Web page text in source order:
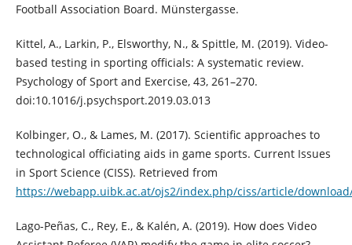
Football Association Board. Münstergasse.
Kittel, A., Larkin, P., Elsworthy, N., & Spittle, M. (2019). Video-
based testing in sporting officials: A systematic review.
Psychology of Sport and Exercise, 43, 261–270.
doi:10.1016/j.psychsport.2019.03.013
Kolbinger, O., & Lames, M. (2017). Scientific approaches to
technological officiating aids in game sports. Current Issues
in Sport Science (CISS). Retrieved from
https://webapp.uibk.ac.at/ojs2/index.php/ciss/article/
Lago-Peñas, C., Rey, E., & Kalén, A. (2019). How does Video